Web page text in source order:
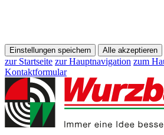
Einstellungen speichern Alle akzeptieren
zur Startseite zur Hauptnavigation zum
Kontaktformular